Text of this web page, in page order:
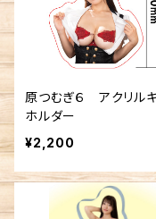
原つむぎ６ アクリル
ホルダー
¥2,200